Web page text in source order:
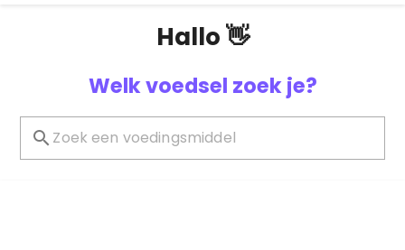
Hallo 👋
Welk voedsel zoek je?